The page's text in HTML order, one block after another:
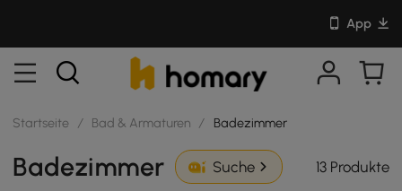
App
Startseite / Bad & Armaturen / Badezimmer
Badezimmer Suche 13 Produkte